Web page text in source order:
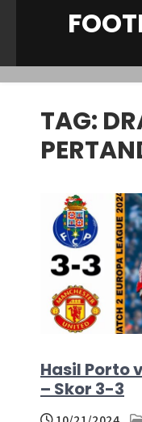
TAG:
Hasil Porto
– Skor 3-3